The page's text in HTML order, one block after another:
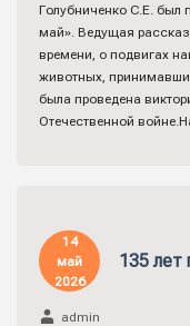
Голубниченко С.Е. был
май». Ведущая
времени, о подвигах
животных,
была проведена
Отечественной
14
май
2026
135 лет
admin